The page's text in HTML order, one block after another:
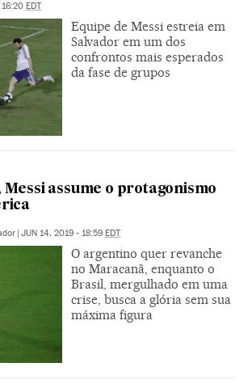
16:20 EDT
Equipe de Messi estreia em
Salvador em um dos
confrontos mais esperados
da fase de grupos
Messi assume o protagonismo
JUN 14, 2019 - 18:59 EDT
O argentino quer revanche
no Maracanã, enquanto o
Brasil, mergulhado em uma
crise, busca a glória sem sua
máxima figura